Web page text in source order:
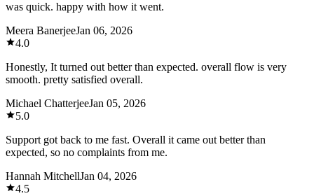
was quick. happy with how it went.
Meera BanerjeeJan 06, 2026
4.0
Honestly, It turned out better than expected. overall flow is very
smooth. pretty satisfied overall.
Michael ChatterjeeJan 05, 2026
5.0
Support got back to me fast. Overall it came out better than
expected, so no complaints from me.
Hannah MitchellJan 04, 2026
4.5